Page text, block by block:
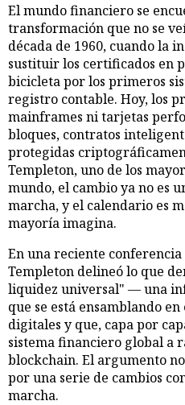
El mundo financiero se
transformación que no se
década de 1960, cuando la
sustituir los certificados en
bicicleta por los primeros
registro contable. Hoy, los
mainframes ni tarjetas
bloques, contratos
protegidas
Templeton, uno de los
mundo, el cambio ya no es
marcha, y el calendario es
mayoría imagina.
En una reciente
Templeton delineó lo que
liquidez universal" — una
que se está ensamblando
digitales y que, capa por
sistema financiero global a
blockchain. El argumento
por una serie de cambios
marcha.